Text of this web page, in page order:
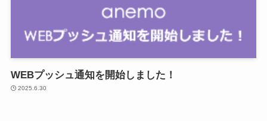
WEBプッシュ通知を開始しました！
2025.6.30